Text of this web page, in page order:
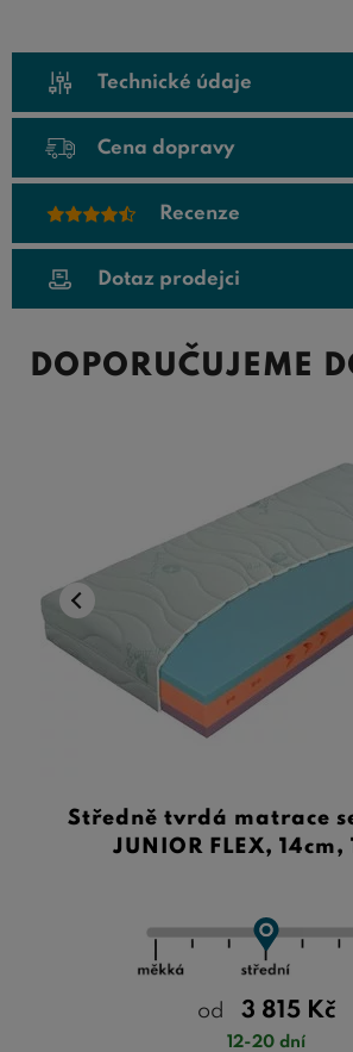
Technické údaje
Cena dopravy
Recenze
Dotaz prodejci
DOPORUČUJEME
Středně tvrdá matrace
JUNIOR FLEX, 14cm,
od 3 815 Kč
12-20 dní